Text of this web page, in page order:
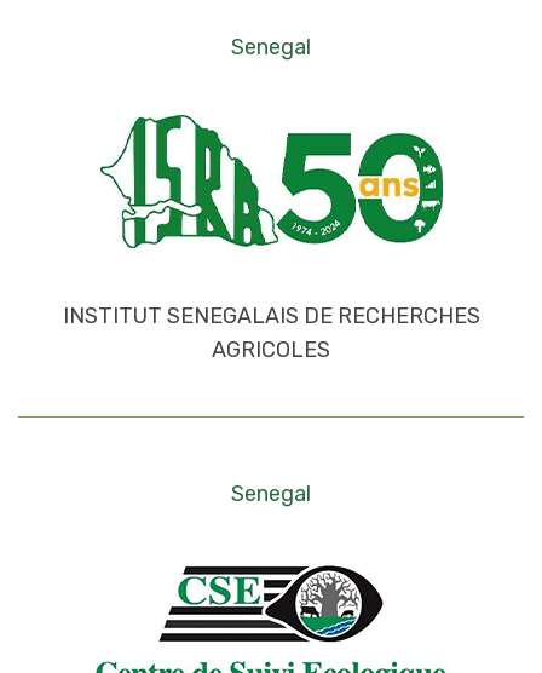
Senegal
INSTITUT SENEGALAIS DE RECHERCHES
AGRICOLES
Senegal